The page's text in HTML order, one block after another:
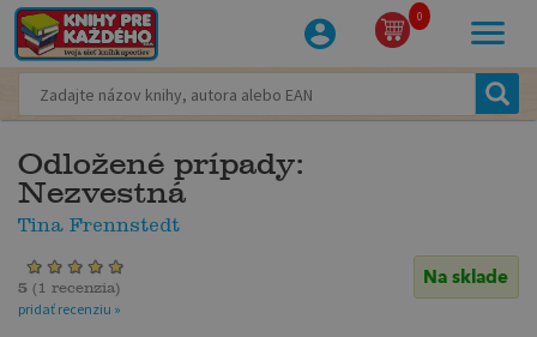
0
Odložené prípady:
Nezvestná
Tina Frennstedt
Na sklade
5 ( 1 recenzia)
pridať recenziu »